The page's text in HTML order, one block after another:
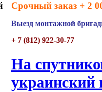
Срочный заказ + 2
Выезд монтажной
+ 7 (812) 922-30-77
На
украинский